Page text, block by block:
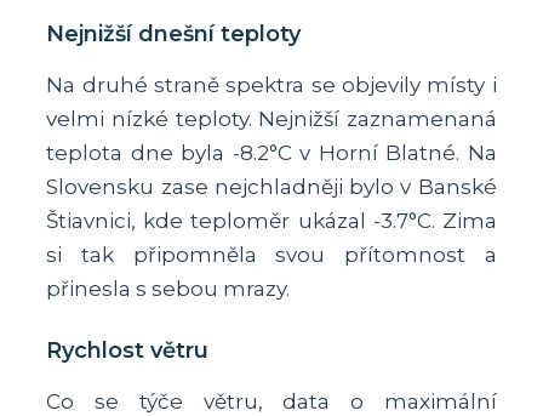
Nejnižší dnešní teploty
Na druhé straně spektra se objevily místy i
velmi nízké teploty. Nejnižší zaznamenaná
teplota dne byla -8.2°C v Horní Blatné. Na
Slovensku zase nejchladněji bylo v Banské
Štiavnici, kde teploměr ukázal -3.7°C. Zima
si tak připomněla svou přítomnost a
přinesla s sebou mrazy.
Rychlost větru
Co se týče větru, data o maximální